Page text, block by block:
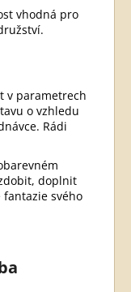
vhodná pro
v parametrech
o vzhledu
Rádi
doplnit
svého